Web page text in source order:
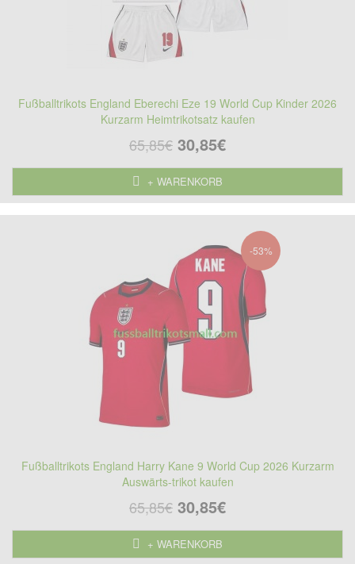
Fußballtrikots England Eberechi Eze 19 World Cup Kinder 2026
Kurzarm Heimtrikotsatz kaufen
65,85€ 30,85€
+ WARENKORB
-53%
Fußballtrikots England Harry Kane 9 World Cup 2026 Kurzarm
Auswärts-trikot kaufen
65,85€ 30,85€
+ WARENKORB